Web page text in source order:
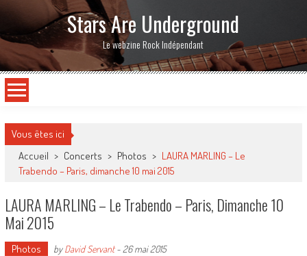
Stars Are Underground
Le webzine Rock Indépendant
Vous êtes ici
Accueil > Concerts > Photos > LAURA MARLING – Le
Trabendo – Paris, dimanche 10 mai 2015
LAURA MARLING – Le Trabendo – Paris, Dimanche 10
Mai 2015
Photos byDavid Servant- 26 mai 2015